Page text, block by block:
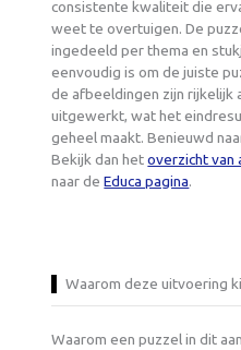
consistente kwaliteit die
weet te overtuigen. De
ingedeeld per thema en
eenvoudig is om de juiste
de afbeeldingen zijn rijkelijk
uitgewerkt, wat het
geheel maakt. Benieuwd
Bekijk dan hetoverzicht van
naar deEduca pagina.
Waarom deze uitvoering
Waarom een puzzel in dit